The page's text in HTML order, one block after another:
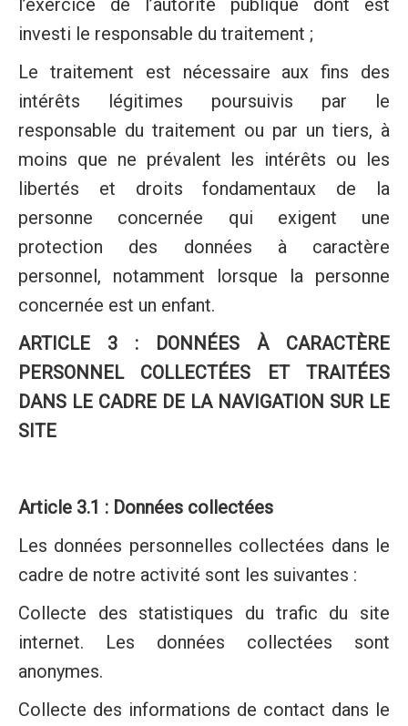
l’exercice de l’autorité publique dont est
investi le responsable du traitement ;
Le traitement est nécessaire aux fins des
intérêts légitimes poursuivis par le
responsable du traitement ou par un tiers, à
moins que ne prévalent les intérêts ou les
libertés et droits fondamentaux de la
personne concernée qui exigent une
protection des données à caractère
personnel, notamment lorsque la personne
concernée est un enfant.
ARTICLE 3 : DONNÉES À CARACTÈRE
PERSONNEL COLLECTÉES ET TRAITÉES
DANS LE CADRE DE LA NAVIGATION SUR LE
SITE
Article 3.1 : Données collectées
Les données personnelles collectées dans le
cadre de notre activité sont les suivantes :
Collecte des statistiques du trafic du site
internet. Les données collectées sont
anonymes.
Collecte des informations de contact dans le